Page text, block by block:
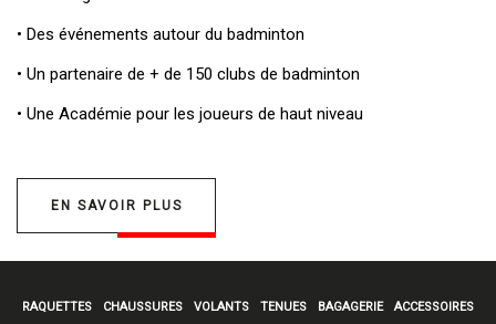
• Des événements autour du badminton
• Un partenaire de + de 150 clubs de badminton
• Une Académie pour les joueurs de haut niveau
EN SAVOIR PLUS
RAQUETTES CHAUSSURES VOLANTS TENUES BAGAGERIE
ACCESSOIRES